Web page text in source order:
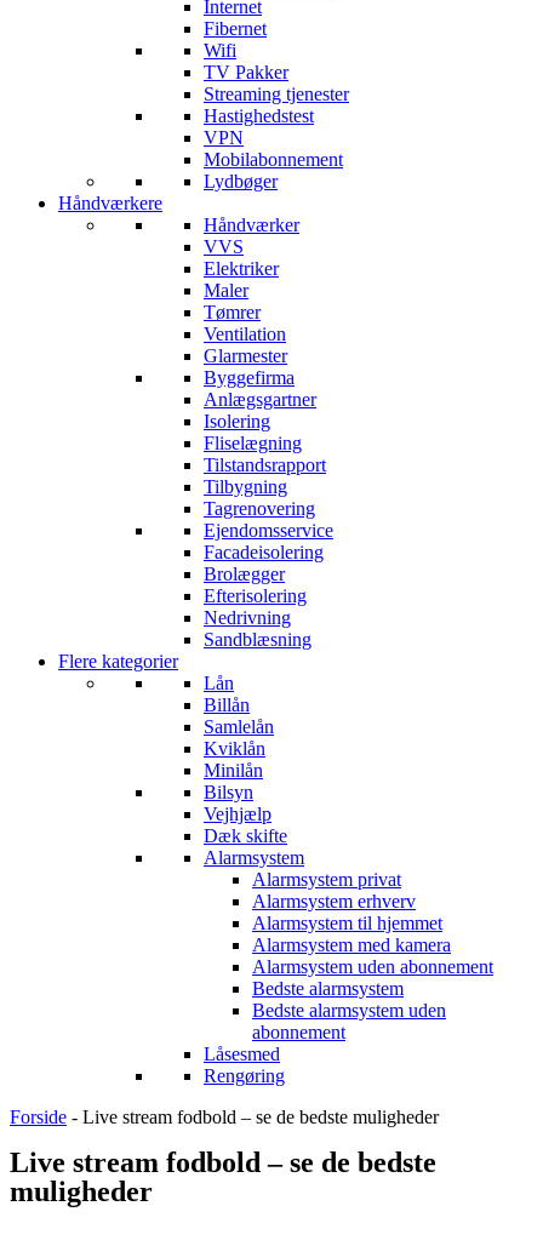
Internet
Fibernet
Wifi
TV Pakker
Streaming tjenester
Hastighedstest
VPN
Mobilabonnement
Lydbøger
Håndværkere
Håndværker
VVS
Elektriker
Maler
Tømrer
Ventilation
Glarmester
Byggefirma
Anlægsgartner
Isolering
Fliselægning
Tilstandsrapport
Tilbygning
Tagrenovering
Ejendomsservice
Facadeisolering
Brolægger
Efterisolering
Nedrivning
Sandblæsning
Flere kategorier
Lån
Billån
Samlelån
Kviklån
Minilån
Bilsyn
Vejhjælp
Dæk skifte
Alarmsystem
Alarmsystem privat
Alarmsystem erhverv
Alarmsystem til hjemmet
Alarmsystem med kamera
Alarmsystem uden abonnement
Bedste alarmsystem
Bedste alarmsystem uden
abonnement
Låsesmed
Rengøring
Forside - Live stream fodbold – se de bedste muligheder
Live stream fodbold – se de bedste
muligheder